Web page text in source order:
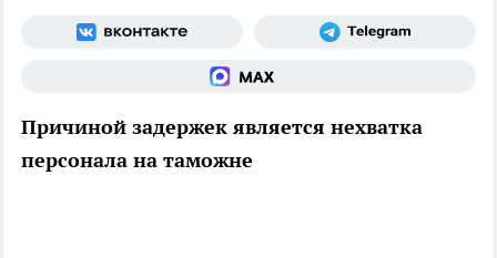
Причиной задержек является нехватка
персонала на таможне